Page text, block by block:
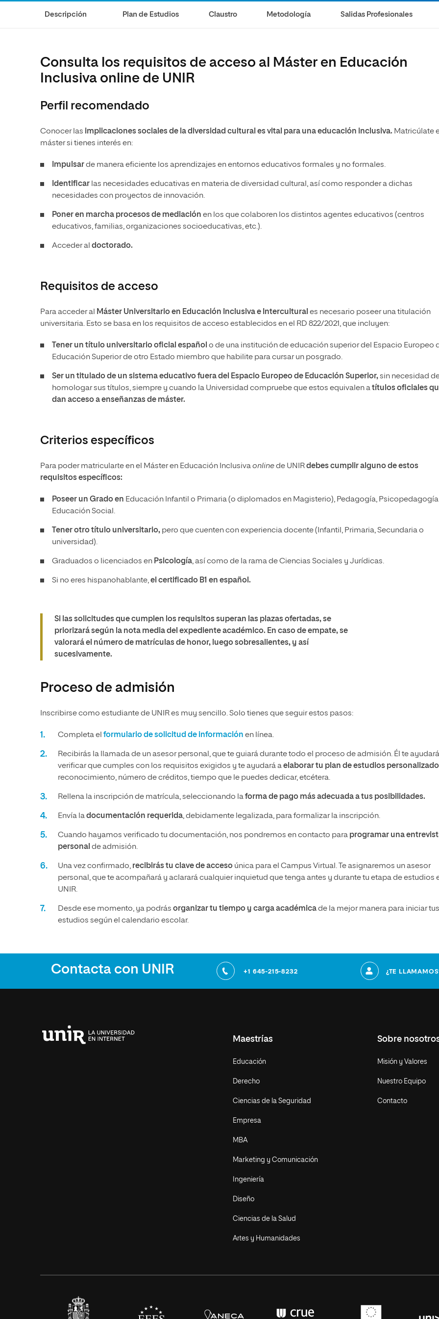
Música
Descripción Plan de Estudios Claustro Metodología Salidas Profesionales
Consulta los requisitos de acceso al Máster en Educación
Inclusiva online de UNIR
Perfil recomendado
Conocer las implicaciones sociales de la diversidad cultural es vital para una educación inclusiva. Matricúlate
máster si tienes interés en:
Impulsarde manera eficiente los aprendizajes en entornos educativos formales y no formales.
Identificar las necesidades educativas en materia de diversidad cultural, así como responder a dichas
necesidades con proyectos de innovación.
Poner en marcha procesos de mediación en los que colaboren los distintos agentes educativos (centros
educativos, familias, organizaciones socioeducativas, etc.).
Acceder al doctorado.
Requisitos de acceso
Para acceder al Máster Universitario en Educación Inclusiva e Intercultural es necesario poseer una titulación
universitaria. Esto se basa en los requisitos de acceso establecidos en el RD 822/2021, que incluyen:
Tener un título universitario oficial español o de una institución de educación superior del Espacio Europeo
Educación Superior de otro Estado miembro que habilite para cursar un posgrado.
Ser un titulado de un sistema educativo fuera del Espacio Europeo de Educación Superior,sin necesidad
homologar sus títulos, siempre y cuando la Universidad compruebe que estos equivalen atítulos oficiales
dan acceso a enseñanzas de máster.
Criterios específicos
Para poder matricularte en el Máster en Educación Inclusivaonlinede UNIRdebes cumplir alguno de estos
requisitos específicos:
Poseer un Gradoen Educación Infantil o Primaria (o diplomados en Magisterio), Pedagogía,
Educación Social.
Tener otro título universitario, pero que cuenten con experiencia docente (Infantil, Primaria, Secundaria o
universidad).
Graduados o licenciados en Psicología, así como de la rama de Ciencias Sociales y Jurídicas.
Si no eres hispanohablante,el certificado B1 en español.
Si las solicitudes que cumplen los requisitos superan las plazas ofertadas, se
priorizará según la nota media del expediente académico. En caso de empate, se
valorará el número de matrículas de honor, luego sobresalientes, y así
sucesivamente.
Proceso de admisión
Inscribirse como estudiante de UNIR es muy sencillo. Solo tienes que seguir estos pasos:
Completa el formulario de solicitud de información en línea.
Recibirás la llamada de un asesor personal, que te guiará durante todo el proceso de admisión. Él te
verificar que cumples con los requisitos exigidos y te ayudará aelaborar tu plan de estudios personalizado
reconocimiento, número de créditos, tiempo que le puedes dedicar, etcétera.
Rellena la inscripción de matrícula, seleccionando laforma de pago más adecuada a tus posibilidades.
Envía ladocumentación requerida, debidamente legalizada, para formalizar la inscripción.
Cuando hayamos verificado tu documentación, nos pondremos en contacto para programar una
personal de admisión.
Una vez confirmado, recibirás tu clave de acceso única para el Campus Virtual. Te asignaremos un asesor
personal, que te acompañará y aclarará cualquier inquietud que tenga antes y durante tu etapa de estudios
UNIR.
Desde ese momento, ya podrás organizar tu tiempo y carga académicade la mejor manera para iniciar tus
estudios según el calendario escolar.
Contacta con UNIR +1 645-215-8232 ¿TE
Maestrías
Educación
Derecho
Ciencias de la Seguridad
Empresa
MBA
Marketing y Comunicación
Ingeniería
Diseño
Ciencias de la Salud
Artes y Humanidades
Sobre
Misión y Valores
Nuestro Equipo
Contacto